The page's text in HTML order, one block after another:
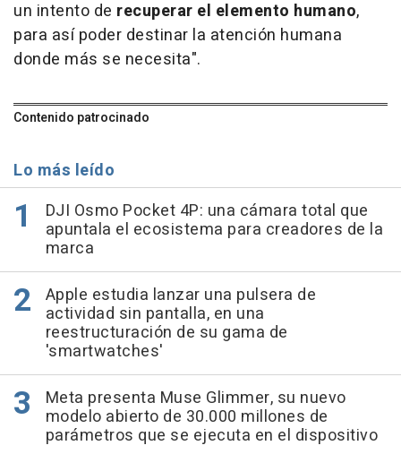
un intento de recuperar el elemento humano,
para así poder destinar la atención humana
donde más se necesita".
Contenido patrocinado
Lo más leído
DJI Osmo Pocket 4P: una cámara total que
apuntala el ecosistema para creadores de la
marca
Apple estudia lanzar una pulsera de
actividad sin pantalla, en una
reestructuración de su gama de
'smartwatches'
Meta presenta Muse Glimmer, su nuevo
modelo abierto de 30.000 millones de
parámetros que se ejecuta en el dispositivo